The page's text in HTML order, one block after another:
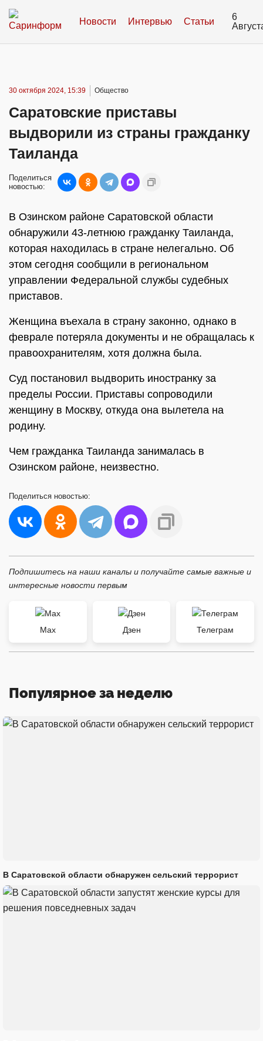
Новости Интервью Статьи
6
30 октября 2024, 15:39 Общество
Саратовские приставы
выдворили из страны гражданку
Таиланда
Поделиться
новостью:
В Озинском районе Саратовской области
обнаружили 43-летнюю гражданку Таиланда,
которая находилась в стране нелегально. Об
этом сегодня сообщили в региональном
управлении Федеральной службы судебных
приставов.
Женщина въехала в страну законно, однако в
феврале потеряла документы и не обращалась к
правоохранителям, хотя должна была.
Суд постановил выдворить иностранку за
пределы России. Приставы сопроводили
женщину в Москву, откуда она вылетела на
родину.
Чем гражданка Таиланда занималась в
Озинском районе, неизвестно.
Поделиться новостью:
Подпишитесь на наши каналы и получайте самые важные и
интересные новости первым
Max Дзен Телеграм
Популярное за неделю
В Саратовской области обнаружен сельский террорист